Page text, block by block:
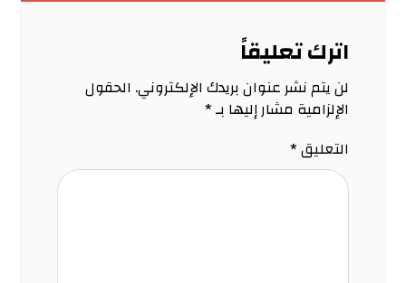
اترك تعليقاً
لن يتم نشر عنوان بريدك الإلكتروني. الحقول
الإلزامية مشار إليها بـ*
التعليق*